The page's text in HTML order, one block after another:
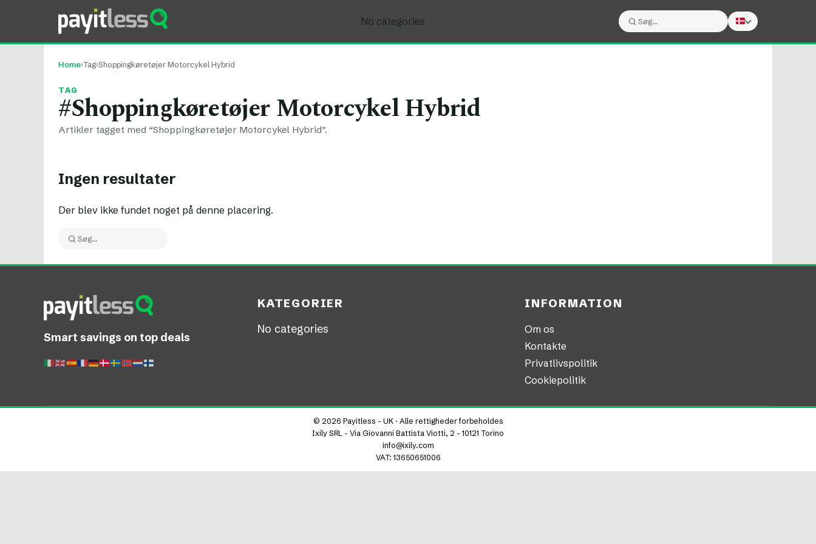
No categories
Søg:
Home›Tag›Shoppingkøretøjer Motorcykel Hybrid
TAG
#Shoppingkøretøjer Motorcykel Hybrid
Artikler tagget med “Shoppingkøretøjer Motorcykel Hybrid”.
Ingen resultater
Der blev ikke fundet noget på denne placering.
Søg:
Smart savings on top deals
KATEGORIER
No categories
INFORMATION
Om os
Kontakte
Privatlivspolitik
Cookiepolitik
© 2026 Payitless - UK · Alle rettigheder forbeholdes
Ixily SRL - Via Giovanni Battista Viotti, 2 - 10121 Torino
info@ixily.com
VAT: 13650651006